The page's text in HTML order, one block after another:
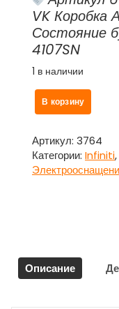
VK Коробка
Состояние
4107SN
1 в наличии
Количество
товара
подрулевой
света
и
56
/
В корзину
Артикул: 3764
Категории: Infiniti,
Описание